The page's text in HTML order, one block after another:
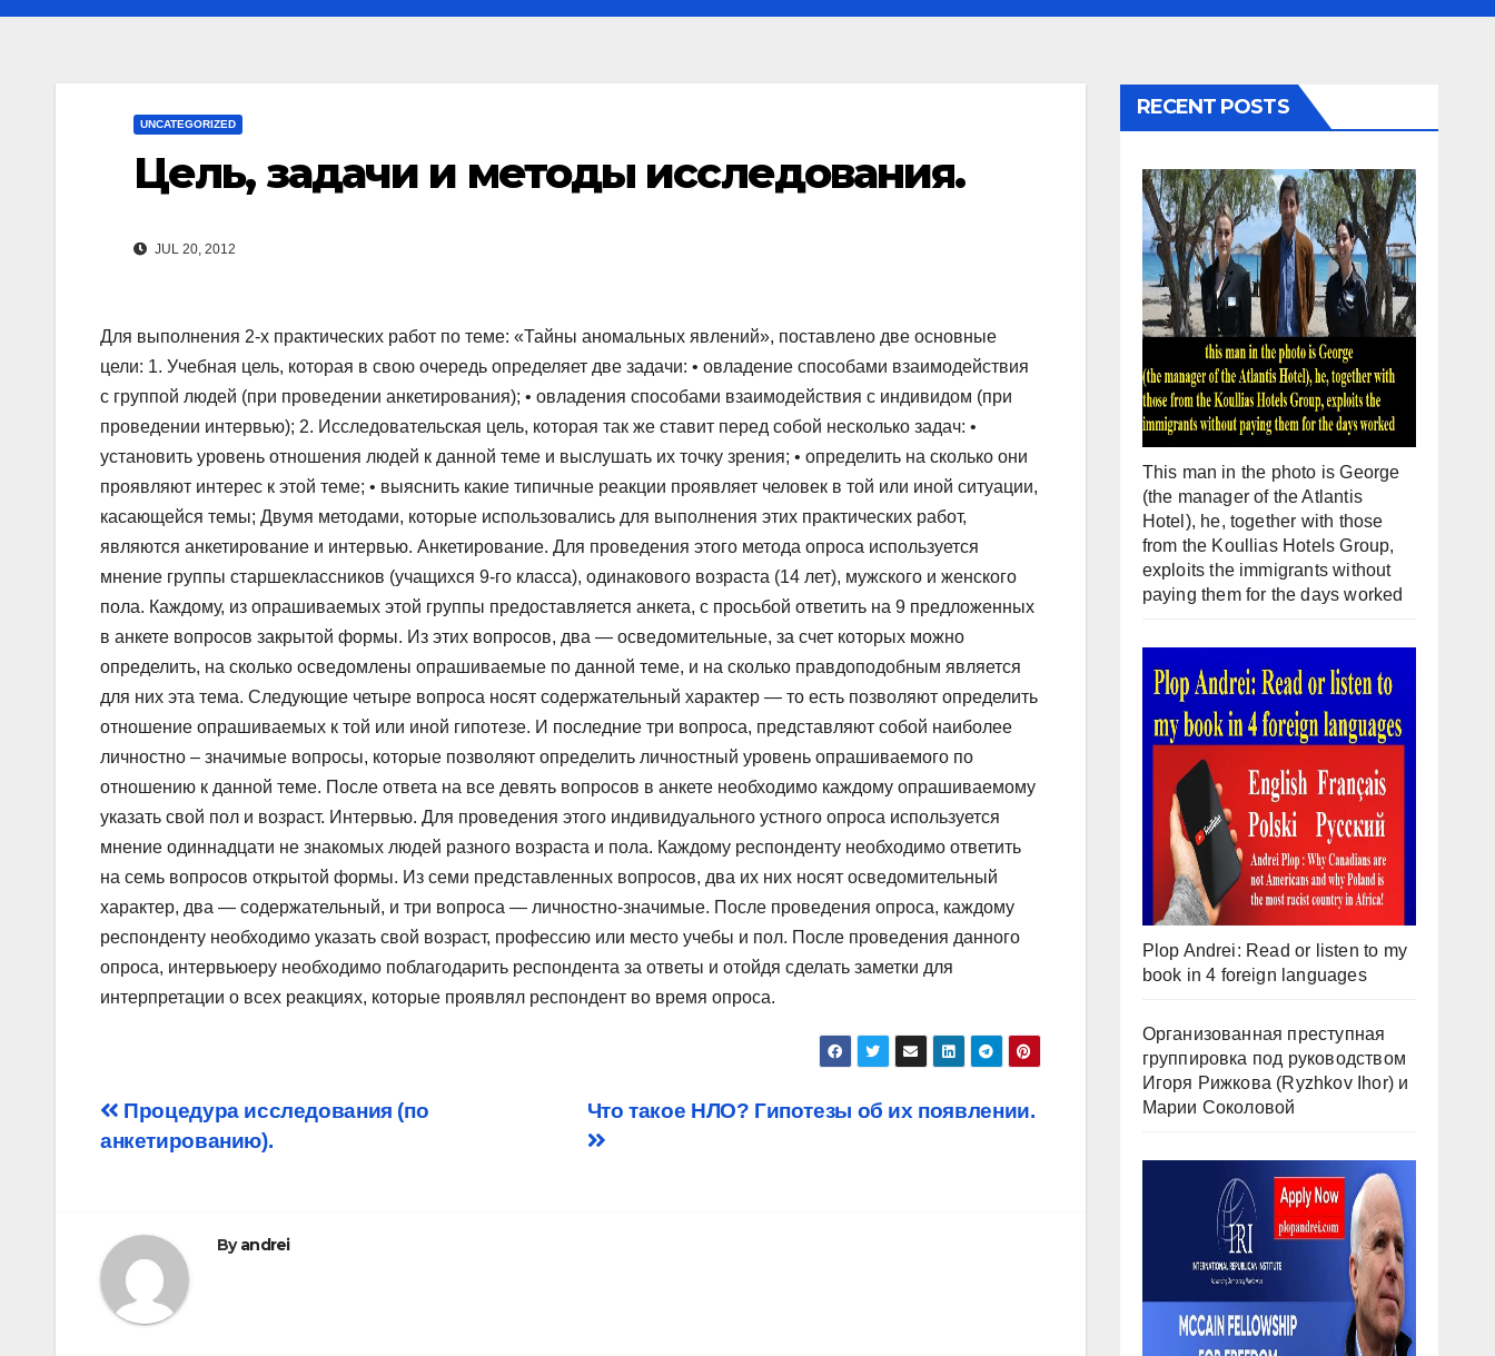
UNCATEGORIZED
Цель, задачи и методы исследования.
JUL 20, 2012
Для выполнения 2-х практических работ по теме: «Тайны аномальных явлений», поставлено две основные
цели: 1. Учебная цель, которая в свою очередь определяет две задачи: • овладение способами взаимодействия
с группой людей (при проведении анкетирования); • овладения способами взаимодействия с индивидом (при
проведении интервью); 2. Исследовательская цель, которая так же ставит перед собой несколько задач: •
установить уровень отношения людей к данной теме и выслушать их точку зрения; • определить на сколько они
проявляют интерес к этой теме; • выяснить какие типичные реакции проявляет человек в той или иной ситуации,
касающейся темы; Двумя методами, которые использовались для выполнения этих практических работ,
являются анкетирование и интервью. Анкетирование. Для проведения этого метода опроса используется
мнение группы старшеклассников (учащихся 9-го класса), одинакового возраста (14 лет), мужского и женского
пола. Каждому, из опрашиваемых этой группы предоставляется анкета, с просьбой ответить на 9 предложенных
в анкете вопросов закрытой формы. Из этих вопросов, два — осведомительные, за счет которых можно
определить, на сколько осведомлены опрашиваемые по данной теме, и на сколько правдоподобным является
для них эта тема. Следующие четыре вопроса носят содержательный характер — то есть позволяют определить
отношение опрашиваемых к той или иной гипотезе. И последние три вопроса, представляют собой наиболее
личностно – значимые вопросы, которые позволяют определить личностный уровень опрашиваемого по
отношению к данной теме. После ответа на все девять вопросов в анкете необходимо каждому опрашиваемому
указать свой пол и возраст. Интервью. Для проведения этого индивидуального устного опроса используется
мнение одиннадцати не знакомых людей разного возраста и пола. Каждому респонденту необходимо ответить
на семь вопросов открытой формы. Из семи представленных вопросов, два их них носят осведомительный
характер, два — содержательный, и три вопроса — личностно-значимые. После проведения опроса, каждому
респонденту необходимо указать свой возраст, профессию или место учебы и пол. После проведения данного
опроса, интервьюеру необходимо поблагодарить респондента за ответы и отойдя сделать заметки для
интерпретации о всех реакциях, которые проявлял респондент во время опроса.
Post
navigation
Что такое НЛО? Гипотезы об их появлении.
Процедура исследования (по
анкетированию).
Byandrei
RECENT POSTS
This man in the photo is George
(the manager of the Atlantis
Hotel), he, together with those
from the Koullias Hotels Group,
exploits the immigrants without
paying them for the days worked
Plop Andrei: Read or listen to my
book in 4 foreign languages
Организованная преступная
группировка под руководством
Игоря Рижкова (Ryzhkov Ihor) и
Марии Соколовой